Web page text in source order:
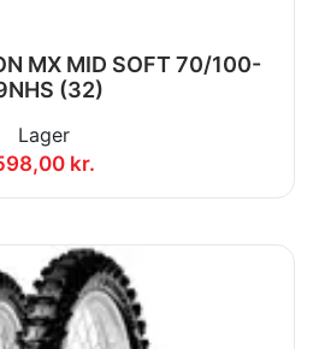
MX MID SOFT 70/100-
(32)
Lager
kr.